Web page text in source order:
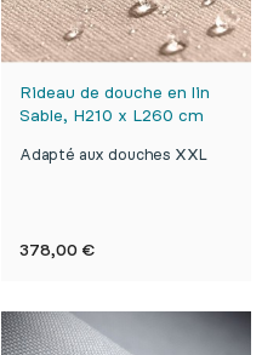
Rideau de douche en lin
Sable, H210 x L260 cm
Adapté aux douches XXL
Prix
378,00 €